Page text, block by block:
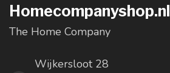
Homecompanyshop.nl
The Home Company
Wijkersloot 28